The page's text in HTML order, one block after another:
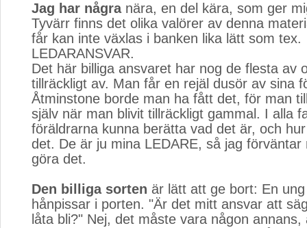
Jag har någranära, en del kära, som ger
Tyvärr finns det olika valörer av denna
får kan inte växlas i banken lika lätt som tex.
LEDARANSVAR.
Det här billiga ansvaret har nog de flesta av
tillräckligt av. Man får en rejäl dusör av sina
Åtminstone borde man ha fått det, för man
själv när man blivit tillräckligt gammal. I alla
föräldrarna kunna berätta vad det är, och
det. De är ju mina LEDARE, så jag förväntar
göra det.
Den billiga sorten är lätt att ge bort: En
hånpissar i porten. "Är det mitt ansvar att
låta bli?" Nej, det måste vara någon